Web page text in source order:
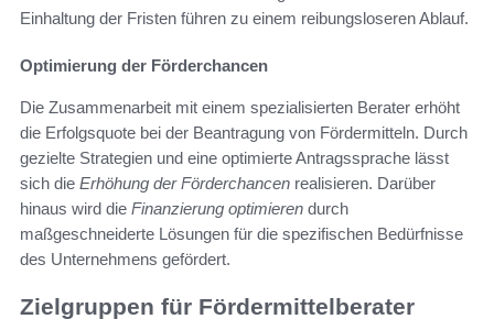
Einhaltung der Fristen führen zu einem reibungsloseren Ablauf.
Optimierung der Förderchancen
Die Zusammenarbeit mit einem spezialisierten Berater erhöht
die Erfolgsquote bei der Beantragung von Fördermitteln. Durch
gezielte Strategien und eine optimierte Antragssprache lässt
sich die Erhöhung der Förderchancen realisieren. Darüber
hinaus wird die Finanzierung optimieren durch
maßgeschneiderte Lösungen für die spezifischen Bedürfnisse
des Unternehmens gefördert.
Zielgruppen für Fördermittelberater